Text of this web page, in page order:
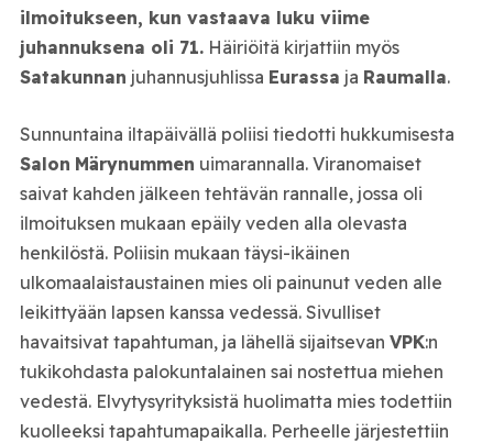
ilmoitukseen, kun vastaava luku viime
juhannuksena oli 71.Häiriöitä kirjattiin myös
Satakunnan juhannusjuhlissa Eurassa ja Raumalla.
Sunnuntaina iltapäivällä poliisi tiedotti hukkumisesta
Salon Märynummen uimarannalla. Viranomaiset
saivat kahden jälkeen tehtävän rannalle, jossa oli
ilmoituksen mukaan epäily veden alla olevasta
henkilöstä. Poliisin mukaan täysi-ikäinen
ulkomaalaistaustainen mies oli painunut veden alle
leikittyään lapsen kanssa vedessä. Sivulliset
havaitsivat tapahtuman, ja lähellä sijaitsevan VPK:n
tukikohdasta palokuntalainen sai nostettua miehen
vedestä. Elvytysyrityksistä huolimatta mies todettiin
kuolleeksi tapahtumapaikalla. Perheelle järjestettiin